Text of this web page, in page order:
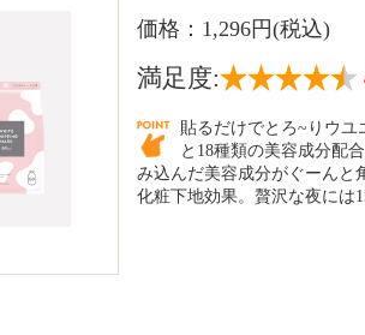
価格：1,296円(税込)
満足度:
貼るだけでとろ~りウ
と18種類の美容成分配
み込んだ美容成分がぐーんと
化粧下地効果。贅沢な夜には